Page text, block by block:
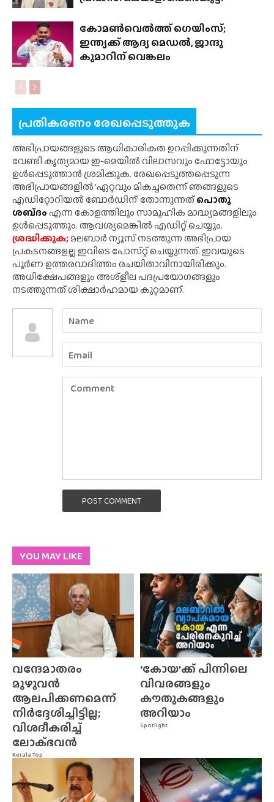
കോമൺവെൽത്ത് ഗെയിംസ്;
ഇന്ത്യക്ക് ആദ്യ മെഡൽ, ജാന്ദു
കുമാറിന്‌ വെങ്കലം
പ്രതികരണം രേഖപ്പെടുത്തുക
അഭിപ്രായങ്ങളുടെ ആധികാരികത ഉറപ്പിക്കുന്നതിന്
വേണ്ടി കൃത്യമായ ഇ-മെയിൽ വിലാസവും ഫോട്ടോയും
ഉൾപ്പെടുത്താൻ ശ്രമിക്കുക. രേഖപ്പെടുത്തപ്പെടുന്ന
അഭിപ്രായങ്ങളിൽ 'ഏറ്റവും മികച്ചതെന്ന് ഞങ്ങളുടെ
എഡിറ്റോറിയൽ ബോർഡിന്' തോന്നുന്നത്പൊതു
ശബ്‌ദംഎന്ന കോളത്തിലും സാമൂഹിക മാദ്ധ്യമങ്ങളിലും
ഉൾപ്പെടുത്തും. ആവശ്യമെങ്കിൽ എഡിറ്റ് ചെയ്യും.
ശ്രദ്ധിക്കുക;മലബാർ ന്യൂസ് നടത്തുന്ന അഭിപ്രായ
പ്രകടനങ്ങളല്ല ഇവിടെ പോസ്‌റ്റ് ചെയ്യുന്നത്. ഇവയുടെ
പൂർണ ഉത്തരവാദിത്തം രചയിതാവിനായിരിക്കും.
അധിക്ഷേപങ്ങളും അശ്‌ളീല പദപ്രയോഗങ്ങളും
നടത്തുന്നത് ശിക്ഷാർഹമായ കുറ്റമാണ്.
POST COMMENT
YOU MAY LIKE
Kerala Top
വന്ദേമാതരം
മുഴുവൻ
ആലപിക്കണമെന്ന്
നിർദ്ദേശിച്ചിട്ടില്ല;
വിശദീകരിച്ച്
ലോക്‌ഭവൻ
Spotlight
‘കോയ’ക്ക് പിന്നിലെ
വിവരങ്ങളും
കൗതുകങ്ങളും
അറിയാം